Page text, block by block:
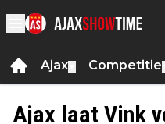
Ajax Competitie
Ajax laat Vink